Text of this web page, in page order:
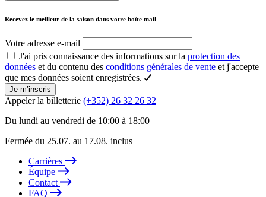
Recevez le meilleur de la saison dans votre boîte mail
Votre adresse e-mail
J'ai pris connaissance des informations sur la protection des
données et du contenu des conditions générales de vente et j'accepte
que mes données soient enregistrées.
Je m’inscris
Appeler la billetterie (+352) 26 32 26 32
Du lundi au vendredi de 10:00 à 18:00
Fermée du 25.07. au 17.08. inclus
Carrières
Équipe
Contact
FAQ